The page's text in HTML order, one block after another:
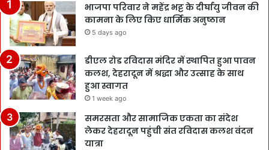
भाजपा परिवार ने महेंद्र भट्ट के दीर्घायु जीवन की
कामना के लिए किए धार्मिक अनुष्ठान
5 days ago
डीएल रोड रविदास मंदिर में स्थापित हुआ पावन
कलश, देहरादून में श्रद्धा और उत्साह के साथ
हुआ स्वागत
1 week ago
समरसता और सामाजिक एकता का संदेश
लेकर देहरादून पहुंची संत रविदास कलश वंदन
यात्रा